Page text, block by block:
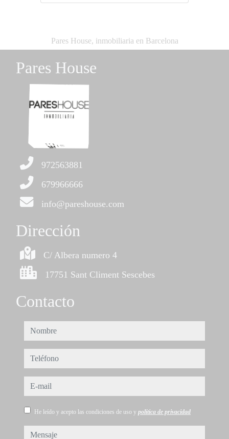
Pares House, inmobiliaria en Barcelona
Pares House
972563881
679966666
info@pareshouse.com
Dirección
C/ Albera numero 4
17751 Sant Climent Sescebes
Contacto
nombre
teléfono
e-mail
He leído y acepto las condiciones de uso y política de privacidad
mensaje